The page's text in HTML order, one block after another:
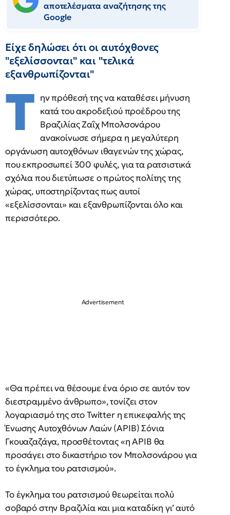
αποτελέσματα αναζήτησης της
Google
Είχε δηλώσει ότι οι αυτόχθονες
"εξελίσσονται" και "τελικά
εξανθρωπίζονται"
Τ ην πρόθεσή της να καταθέσει μήνυση
κατά του ακροδεξιού προέδρου της
Βραζιλίας Ζαΐχ Μπολσονάρου
ανακοίνωσε σήμερα η μεγαλύτερη
οργάνωση αυτοχθόνων ιθαγενών της χώρας,
που εκπροσωπεί 300 φυλές, για τα ρατσιστικά
σχόλια που διετύπωσε ο πρώτος πολίτης της
χώρας, υποστηρίζοντας πως αυτοί
«εξελίσσονται» και εξανθρωπίζονται όλο και
περισσότερο.
«Θα πρέπει να θέσουμε ένα όριο σε αυτόν τον
διεστραμμένο άνθρωπο», τονίζει στον
λογαριασμό της στο Twitter η επικεφαλής της
Ένωσης Αυτοχθόνων Λαών (ΑΡΙΒ) Σόνια
Γκουαζαζάγα, προσθέτοντας «η ΑΡΙΒ θα
προσάγει στο δικαστήριο τον Μπολσονάρου για
το έγκλημα του ρατσισμού».
Το έγκλημα του ρατσισμού θεωρείται πολύ
σοβαρό στην Βραζιλία και μια καταδίκη γι’ αυτό